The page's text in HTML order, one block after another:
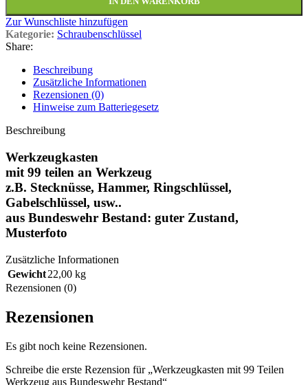
Zur Wunschliste hinzufügen
Kategorie: Schraubenschlüssel
Share:
Beschreibung
Zusätzliche Informationen
Rezensionen (0)
Hinweise zum Batteriegesetz
Beschreibung
Werkzeugkasten
mit 99 teilen an Werkzeug
z.B. Stecknüsse, Hammer, Ringschlüssel,
Gabelschlüssel, usw..
aus Bundeswehr Bestand: guter Zustand,
Musterfoto
Zusätzliche Informationen
Gewicht22,00 kg
Rezensionen (0)
Rezensionen
Es gibt noch keine Rezensionen.
Schreibe die erste Rezension für „Werkzeugkasten mit 99 Teilen
Werkzeug aus Bundeswehr Bestand“